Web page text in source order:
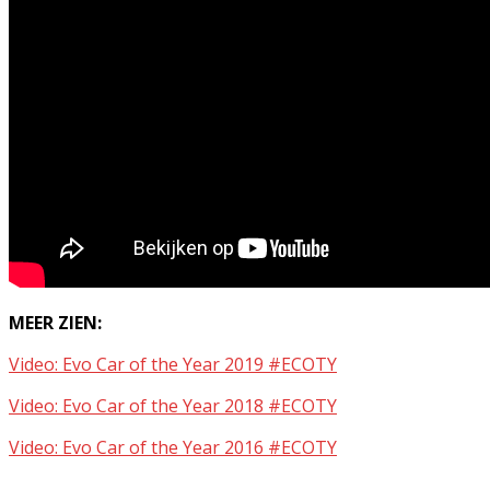
MEER ZIEN:
Video: Evo Car of the Year 2019 #ECOTY
Video: Evo Car of the Year 2018 #ECOTY
Video: Evo Car of the Year 2016 #ECOTY